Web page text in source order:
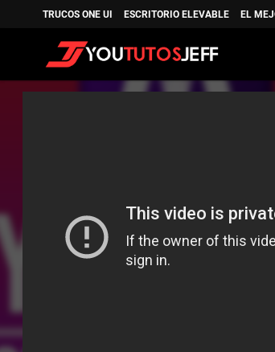
TRUCOS ONE UI ESCRITORIO ELEVABLE EL